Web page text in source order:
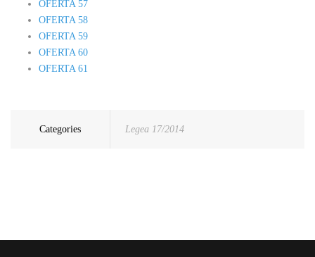
OFERTA 57
OFERTA 58
OFERTA 59
OFERTA 60
OFERTA 61
Categories Legea 17/2014